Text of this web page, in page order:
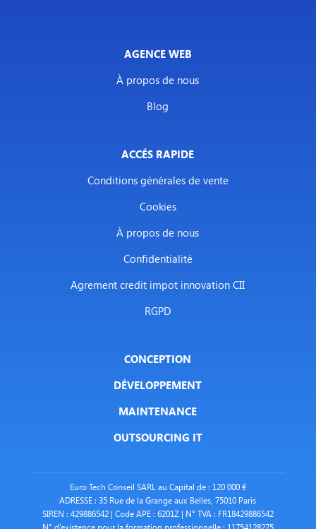
AGENCE WEB
À propos de nous
Blog
ACCÉS RAPIDE
Conditions générales de vente
Cookies
À propos de nous
Confidentialité
Agrement credit impot innovation CII
RGPD
CONCEPTION
DÉVELOPPEMENT
MAINTENANCE
OUTSOURCING IT
Euro Tech Conseil SARL au Capital de : 120 000 €
ADRESSE : 35 Rue de la Grange aux Belles, 75010 Paris
SIREN : 429886542 | Code APE : 6201Z | N° TVA : FR18429886542